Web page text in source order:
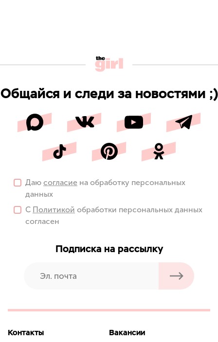
Общайся и следи за новостями ;)
Даю согласие на обработку персональных
данных
С Политикой обработки персональных данных
согласен
Подписка на рассылку
Контакты
Вакансии